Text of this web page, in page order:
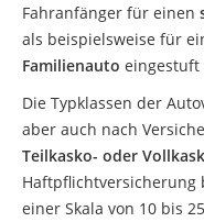
Fahranfänger für einen
als beispielsweise für
Familienauto eingestuft
Die Typklassen der
aber auch nach
Teilkasko- oder
Haftpflichtversicherung
einer Skala von 10 bis